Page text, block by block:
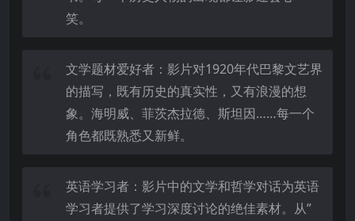
笑。
文学题材爱好者：影片对1920年代巴黎文艺界
的描写，既有历史的真实性，又有浪漫的想
象。海明威、菲茨杰拉德、斯坦因……每一个
角色都既熟悉又新鲜。
英语学习者：影片中的文学和哲学对话为英语
学习者提供了学习深度讨论的绝佳素材。从”